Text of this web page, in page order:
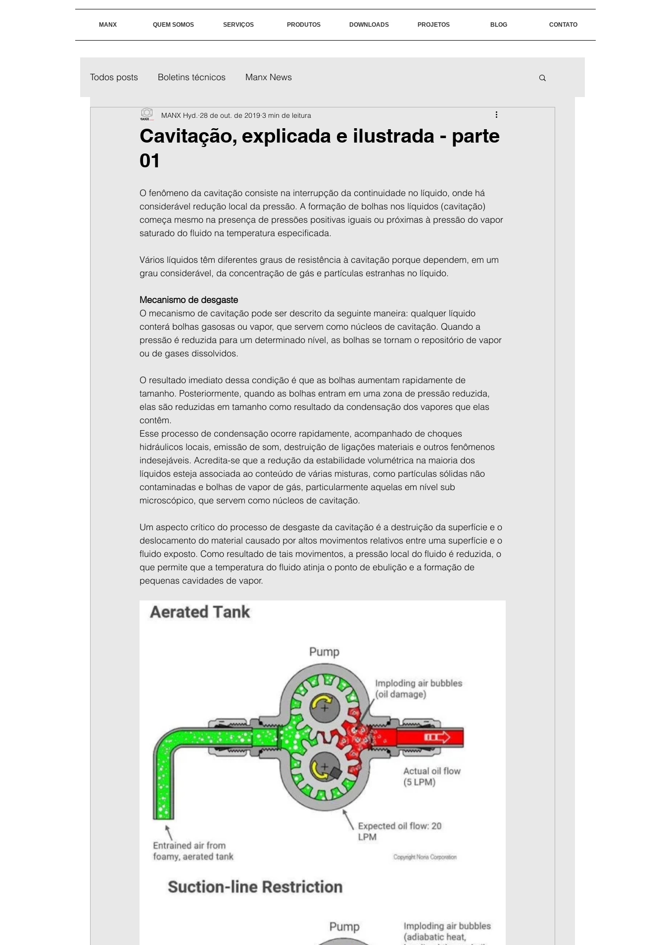
MANX QUEM SOMOS SERVIÇOS PRODUTOS DOWNLOADS PROJETOS BLOG CONTATO
Todos posts Boletins técnicos Manx News
Cavitação, explicada e ilustrada - parte
01
MANX Hyd. 28 de out. de 2019 3 min de leitura
O fenômeno da cavitação consiste na interrupção da continuidade no líquido, onde há
considerável redução local da pressão. A formação de bolhas nos líquidos (cavitação)
começa mesmo na presença de pressões positivas iguais ou próximas à pressão do vapor
saturado do fluido na temperatura especificada.
Vários líquidos têm diferentes graus de resistência à cavitação porque dependem, em um
grau considerável, da concentração de gás e partículas estranhas no líquido.
Mecanismo de desgaste
O mecanismo de cavitação pode ser descrito da seguinte maneira: qualquer líquido
conterá bolhas gasosas ou vapor, que servem como núcleos de cavitação. Quando a
pressão é reduzida para um determinado nível, as bolhas se tornam o repositório de vapor
ou de gases dissolvidos.
O resultado imediato dessa condição é que as bolhas aumentam rapidamente de
tamanho. Posteriormente, quando as bolhas entram em uma zona de pressão reduzida,
elas são reduzidas em tamanho como resultado da condensação dos vapores que elas
contêm.
Esse processo de condensação ocorre rapidamente, acompanhado de choques
hidráulicos locais, emissão de som, destruição de ligações materiais e outros fenômenos
indesejáveis. Acredita-se que a redução da estabilidade volumétrica na maioria dos
líquidos esteja associada ao conteúdo de várias misturas, como partículas sólidas não
contaminadas e bolhas de vapor de gás, particularmente aquelas em nível sub
microscópico, que servem como núcleos de cavitação.
Um aspecto crítico do processo de desgaste da cavitação é a destruição da superfície e o
deslocamento do material causado por altos movimentos relativos entre uma superfície e o
fluido exposto. Como resultado de tais movimentos, a pressão local do fluido é reduzida, o
que permite que a temperatura do fluido atinja o ponto de ebulição e a formação de
pequenas cavidades de vapor.